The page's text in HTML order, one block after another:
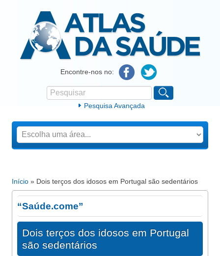
Atlas da SaúdeEncontre-nos no:
Formulário de procura
Pesquisar
Pesquisa Avançada
Está aqui
Início » Dois terços dos idosos em Portugal são sedentários
“Saúde.come”
Dois terços dos idosos em Portugal
são sedentários